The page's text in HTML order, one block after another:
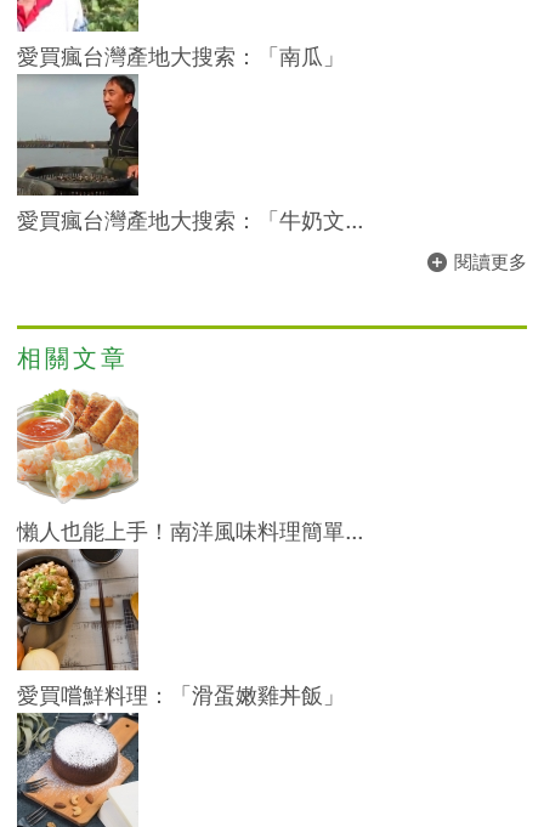
愛買瘋台灣產地大搜索：「南瓜」
愛買瘋台灣產地大搜索：「牛奶文...
閱讀更多
相關文章
懶人也能上手！南洋風味料理簡單...
愛買嚐鮮料理：「滑蛋嫩雞丼飯」